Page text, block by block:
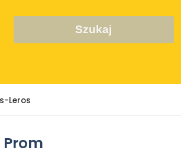
Szukaj
Leros
Prom